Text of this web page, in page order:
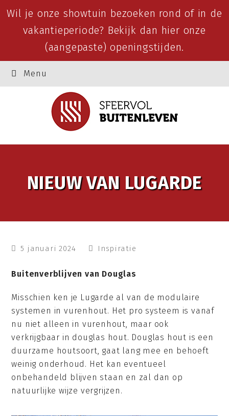
Wil je onze showtuin bezoeken rond of in de
vakantieperiode? Bekijk dan hier onze
(aangepaste) openingstijden.
Menu
NIEUW VAN LUGARDE
5 januari 2024 Inspiratie
Buitenverblijven van Douglas
Misschien ken je Lugarde al van de modulaire
systemen in vurenhout. Het pro systeem is vanaf
nu niet alleen in vurenhout, maar ook
verkrijgbaar in douglas hout. Douglas hout is een
duurzame houtsoort, gaat lang mee en behoeft
weinig onderhoud. Het kan eventueel
onbehandeld blijven staan en zal dan op
natuurlijke wijze vergrijzen.